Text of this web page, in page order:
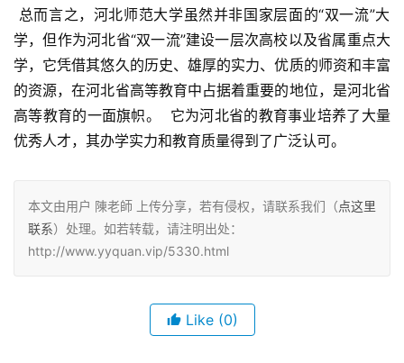
学，但作为河北省“双一流”建设一层次高校以及省属重点大
学，它凭借其悠久的历史、雄厚的实力、优质的师资和丰富
的资源，在河北省高等教育中占据着重要的地位，是河北省
高等教育的一面旗帜。  它为河北省的教育事业培养了大量
优秀人才，其办学实力和教育质量得到了广泛认可。
本文由用户 陳老師 上传分享，若有侵权，请联系我们（点这里
联系）处理。如若转载，请注明出处：
http://www.yyquan.vip/5330.html
Like (0)